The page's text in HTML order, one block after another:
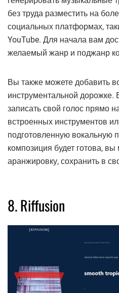
без труда разместить на
социальных платформах,
YouTube. Для начала вам
желаемый жанр и поджанр
Вы также можете добавить
инструментальной дорожке.
записать свой голос прямо
встроенных инструментов
подготовленную вокальную
композиция будет готова,
аранжировку, сохранить в
8. Riffusion